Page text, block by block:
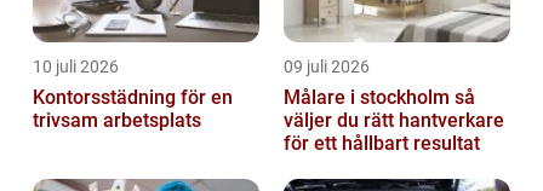
10 juli 2026
Kontorsstädning för en
trivsam arbetsplats
09 juli 2026
Målare i stockholm så
väljer du rätt hantverkare
för ett hållbart resultat